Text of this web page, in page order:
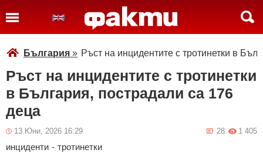
България » Ръст на инцидентите с тротинетки в
Ръст на инцидентите с тротинетки
в България, пострадали са 176
деца
13 Юни, 2026 16:29 1 405
28
инциденти - тротинетки